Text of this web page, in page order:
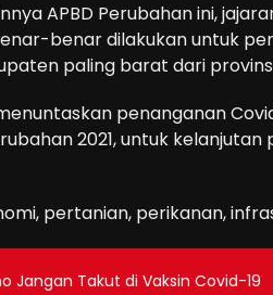
APBD Perubahan ini,
benar dilakukan untuk
paling barat dari
penanganan
2021, untuk
pertanian, perikanan,
Jangan Takut di Vaksin Covid-19